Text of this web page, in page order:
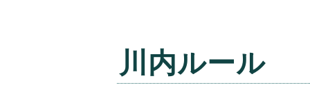
川内ルール